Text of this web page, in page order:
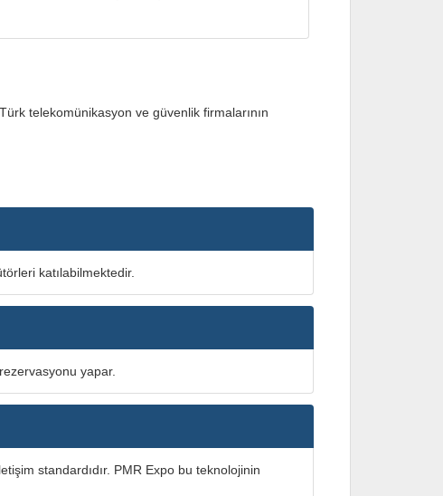
telekomünikasyon ve güvenlik firmalarının
katılabilmektedir.
yapar.
standardıdır. PMR Expo bu teknolojinin